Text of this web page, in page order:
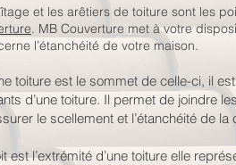
et les arêtiers de toiture sont les
. MB Couverture met à votre
l’étanchéité de votre maison.
toiture est le sommet de celle-ci, il
d’une toiture. Il permet de joindre
le scellement et l’étanchéité de la
est l’extrémité d’une toiture elle